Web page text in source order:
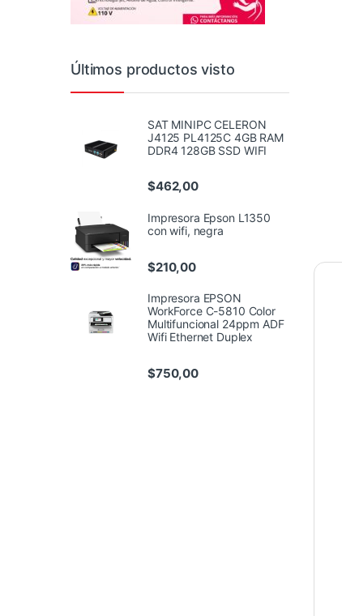
Últimos productos visto
SAT MINIPC CELERON
J4125 PL4125C 4GB RAM
DDR4 128GB SSD WIFI
$462,00
Impresora Epson L1350
con wifi, negra
$210,00
Impresora EPSON
WorkForce C-5810 Color
Multifuncional 24ppm ADF
Wifi Ethernet Duplex
$750,00